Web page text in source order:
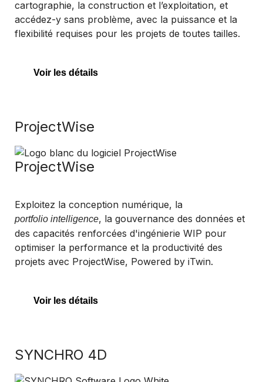
cartographie, la construction et l’exploitation, et
accédez-y sans problème, avec la puissance et la
flexibilité requises pour les projets de toutes tailles.
Voir les détails
ProjectWise
ProjectWise
Exploitez la conception numérique, la
portfolio intelligence, la gouvernance des données et
des capacités renforcées d'ingénierie WIP pour
optimiser la performance et la productivité des
projets avec ProjectWise, Powered by iTwin.
Voir les détails
SYNCHRO 4D